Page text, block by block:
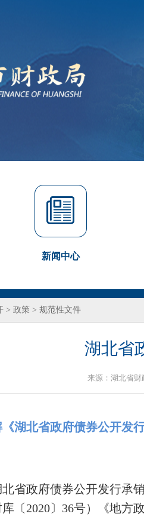
新闻中心
> 政策 > 规范性文件
湖北省
来源： 湖北省财
湖北省政府债券公开发
省政府债券公开发行承
〔2020〕36号）《地方